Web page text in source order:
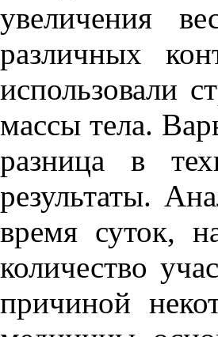
увеличения
различных
использовали
массы тела.
разница в
результаты.
время суток,
количество
причиной